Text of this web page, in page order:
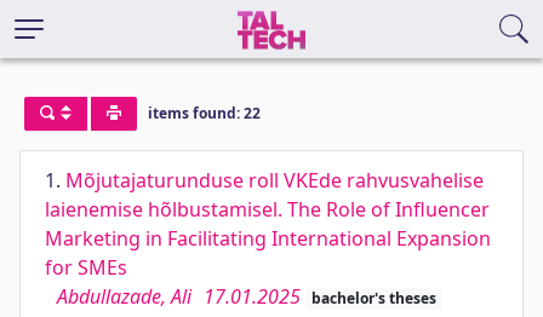
items found: 22
1. Mõjutajaturunduse roll VKEde rahvusvahelise
laienemise hõlbustamisel. The Role of Influencer
Marketing in Facilitating International Expansion
for SMEs
Abdullazade, Ali 17.01.2025 bachelor's theses